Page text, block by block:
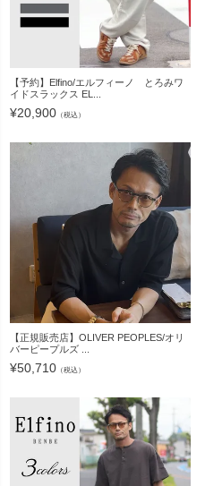
【予約】Elfino/エルフィーノ とろみワ
イドスラックス EL...
¥20,900 （税込）
【正規販売店】OLIVER PEOPLES/オリ
バーピープルズ ...
¥50,710 （税込）